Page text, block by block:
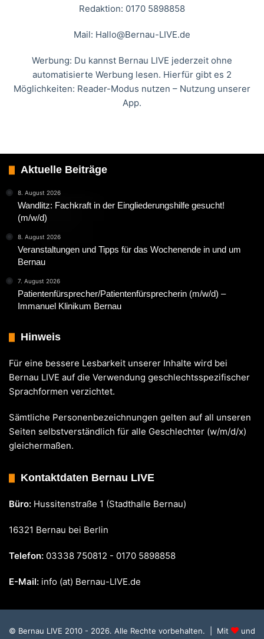
Redaktion: 0170 5898858
Mail: Hallo@Bernau-LIVE.de
Werbung: Du kannst Bernau LIVE jederzeit ohne
automatisierte Werbung lesen. Hierfür gibt es 2
Möglichkeiten: Reader-Modus nutzen – Nutzung unserer
App.
Aktuelle Beiträge
8. August 2026
Wandlitz: Fachkraft in der Eingliederungshilfe gesucht!
(m/w/d)
8. August 2026
Veranstaltungen und Tipps für das Wochenende in und um
Bernau
7. August 2026
Patientenfürsprecher/Patientenfürsprecherin (m/w/d) –
Immanuel Klinikum Bernau
Hinweis
Für eine bessere Lesbarkeit unserer Inhalte wird bei
Bernau LIVE auf die Verwendung geschlechtsspezifischer
Sprachformen verzichtet.
Sämtliche Personenbezeichnungen gelten auf all unseren
Seiten selbstverständlich für alle Geschlechter (w/m/d/x)
gleichermaßen.
Kontaktdaten Bernau LIVE
Büro: Hussitenstraße 1 (Stadthalle Bernau)
16321 Bernau bei Berlin
Telefon: 03338 750812 - 0170 5898858
E-Mail: info (at) Bernau-LIVE.de
© Bernau LIVE 2010 - 2026. Alle Rechte vorbehalten. | Mit und